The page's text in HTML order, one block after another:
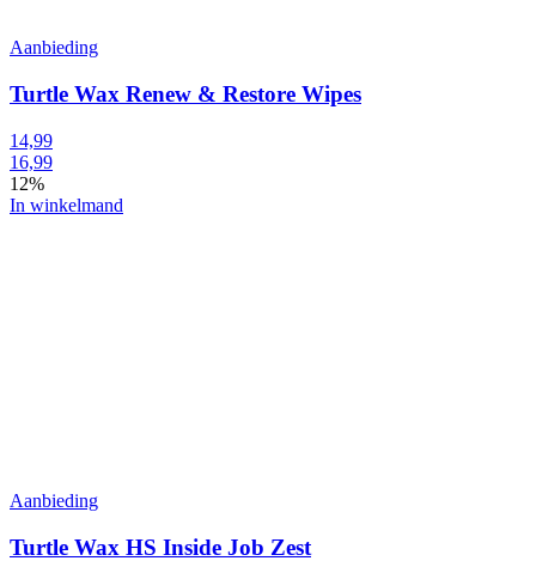
Aanbieding
Turtle Wax Renew & Restore Wipes
14,99
16,99
12%
In winkelmand
Aanbieding
Turtle Wax HS Inside Job Zest